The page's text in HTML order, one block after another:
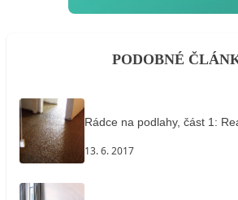
PODOBNÉ
Rádce na podlahy, část 1:
13. 6. 2017